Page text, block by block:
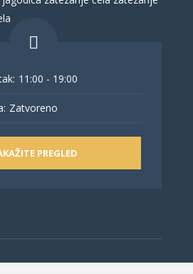
11:00 - 19:00
Zatvoreno
PREGLED